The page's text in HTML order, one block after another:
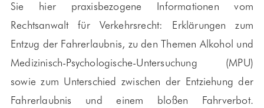
Sie hier praxisbezogene Informationen vom
Rechtsanwalt für Verkehrsrecht: Erklärungen zum
Entzug der Fahrerlaubnis, zu den Themen Alkohol und
Medizinisch-Psychologische-Untersuchung (MPU)
sowie zum Unterschied zwischen der Entziehung der
Fahrerlaubnis und einem bloßen Fahrverbot.